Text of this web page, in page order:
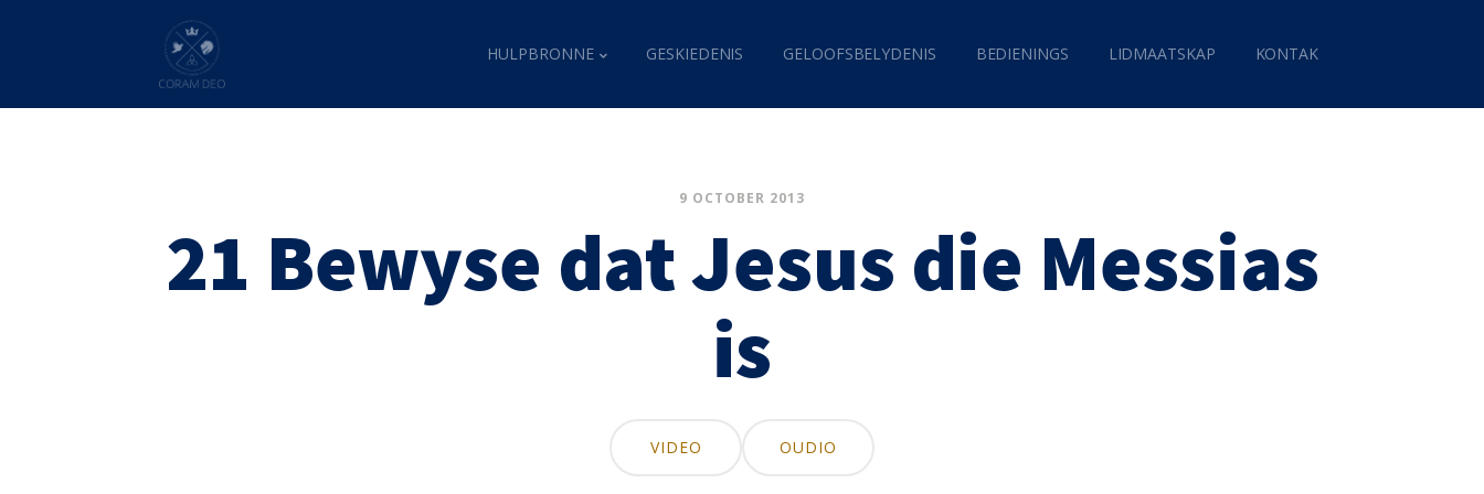
HULPBRONNE GESKIEDENIS GELOOFSBELYDENIS BEDIENINGS LIDMAATSKAP KONTAK
9 OCTOBER 2013
21 Bewyse dat Jesus die Messias
is
VIDEO OUDIO